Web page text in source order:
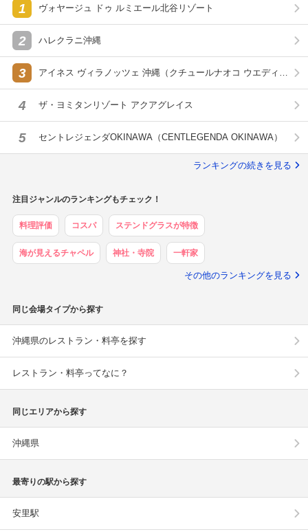
1 ヴォヤージュ ドゥ ルミエール北谷リゾート
2 ハレクラニ沖縄
3
アイネス ヴィラノッツェ 沖縄（クチュールナオコ ウエディン
4 ザ・ヨミタンリゾート アクアグレイス
5 セントレジェンダOKINAWA（CENTLEGENDA OKINAWA）
ランキングの続きを見る
注目ジャンルのランキングもチェック！
料理評価 コスパ ステンドグラスが特徴
海が見えるチャペル 神社・寺院 一軒家
その他のランキングを見る
同じ会場タイプから探す
沖縄県のレストラン・料亭を探す
レストラン・料亭ってなに？
同じエリアから探す
沖縄県
最寄りの駅から探す
安里駅